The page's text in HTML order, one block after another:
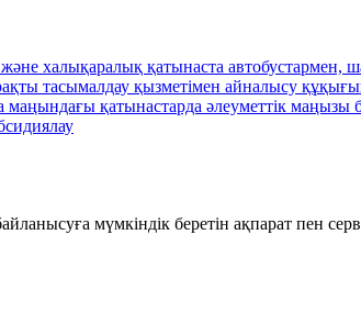
халықаралық қатынаста автобустармен,
тасымалдау қызметімен айналысу
маңындағы қатынастарда әлеуметтік
мүмкіндік беретін ақпарат пен